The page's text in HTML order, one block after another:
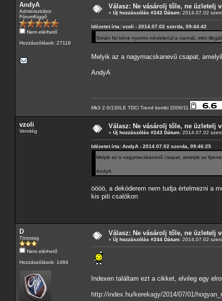
AndyA
Adminisztrátor
Fórumfüggő
Nem elérhető
Hozzászólások: 27118
Válasz: Ne vásárolj tőle, ne üzletelj
« Új hozzászólás #242 Dátum: 2014.07.02
Idézetet írta: vzoli - 2014.07.02 szerda, 09:44:42
Simán fel kéne nyomni névtelenül a navnál, mint
Melyik az a nagymacskanevű csapat,
AndyA
Mk3 2.0/130LE TDCi Trend kombi 2006/11
vzoli
Vendég
Válasz: Ne vásárolj tőle, ne üzletelj
« Új hozzászólás #243 Dátum: 2014.07.02
Idézetet írta: AndyA - 2014.07.02 szerda, 09:46:25
Melyik az a nagymacskanevű csapat, amelyik az
AndyA
öööö, a dekóderem nem tudja értelmezni a
kis piti csalókon
D
Törzstag
Nem elérhető
Hozzászólások: 1484
Válasz: Ne vásárolj tőle, ne üzletelj
« Új hozzászólás #244 Dátum: 2014.07.02
Indexen találtam ezt a cikket, elvileg egy
http://index.hu/kerekagy/2014/07/01/